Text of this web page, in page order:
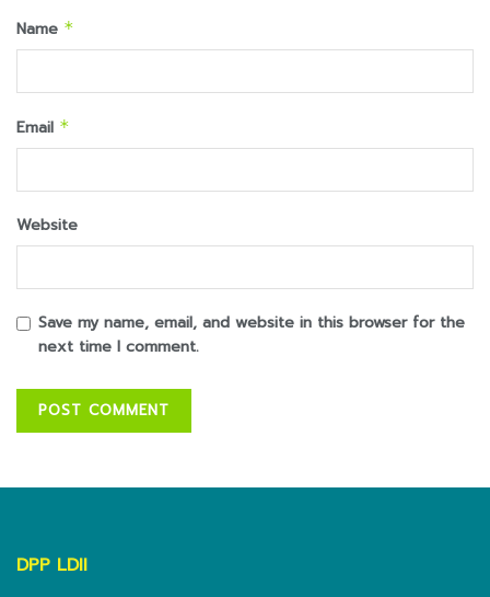
Name *
Email *
Website
Save my name, email, and website in this browser for the
next time I comment.
DPP LDII